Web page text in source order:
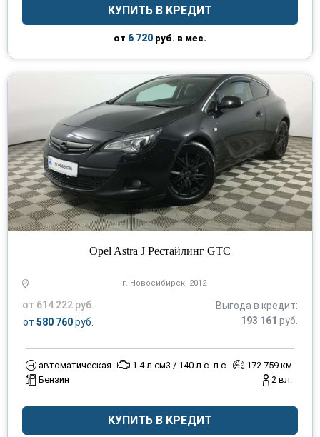
КУПИТЬ В КРЕДИТ
от 6 720 руб. в мес.
Opel Astra J Рестайлинг GTC
г. Новосибирск, 2012
от 614 222 руб.
от 580 760руб.
Выгода в кредит:
193 161 руб.
автоматическая 1.4 л см3 / 140 л.с. л.с.
172 759 км
Бензин
2 вл.
КУПИТЬ В КРЕДИТ